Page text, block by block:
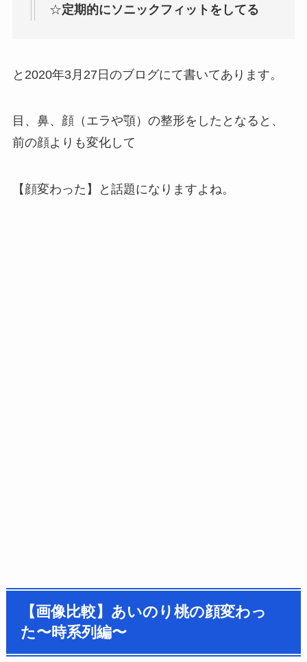
☆定期的にソニックフィットをしてる
と2020年3月27日のブログにて書いてあります。
目、鼻、顔（エラや顎）の整形をしたとなると、
前の顔よりも変化して
【顔変わった】と話題になりますよね。
【画像比較】あいのり桃の顔変わっ
た〜時系列編〜